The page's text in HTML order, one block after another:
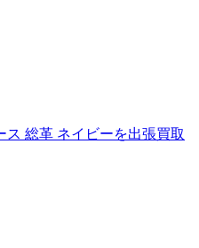
ス 総革 ネイビーを出張買取